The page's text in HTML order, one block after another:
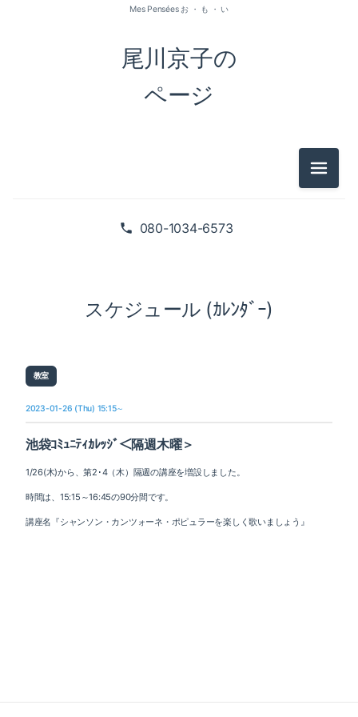
080-1034-6573
尾川京子の
ページ
Mes Pensées お ・ も ・ い
メニュ
スケジュール (ｶﾚﾝﾀﾞｰ)
教室
2023-01-26 (Thu) 15:15～
池袋ｺﾐｭﾆﾃｨｶﾚｯｼﾞ＜隔週木曜＞
1/26(木)から、第2･4（木）隔週の講座を増設しました。
時間は、15:15～16:45の90分間です。
講座名『シャンソン・カンツォーネ・ポピュラーを楽しく歌いましょう』